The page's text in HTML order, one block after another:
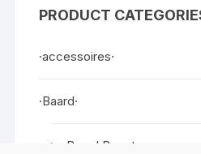
PRODUCT
·accessoires·
·Baard·
·Baard Booster·